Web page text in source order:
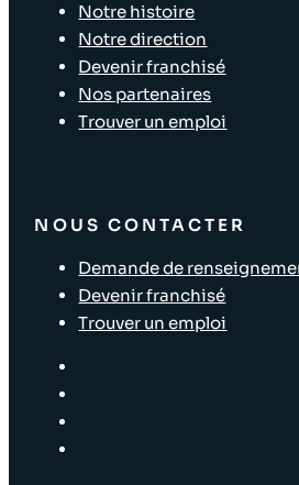
Notre histoire
Notre direction
Devenir franchisé
Nos partenaires
Trouver un emploi
NOUS CONTACTER
Demande de
Devenir franchisé
Trouver un emploi